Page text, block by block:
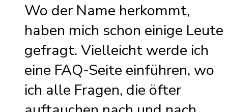
Wo der Name herkommt,
haben mich schon einige Leute
gefragt. Vielleicht werde ich
eine FAQ-Seite einführen, wo
ich alle Fragen, die öfter